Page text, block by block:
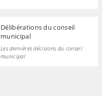
Délibérations du conseil
municipal
Les dernières décisions du conseil
municipal